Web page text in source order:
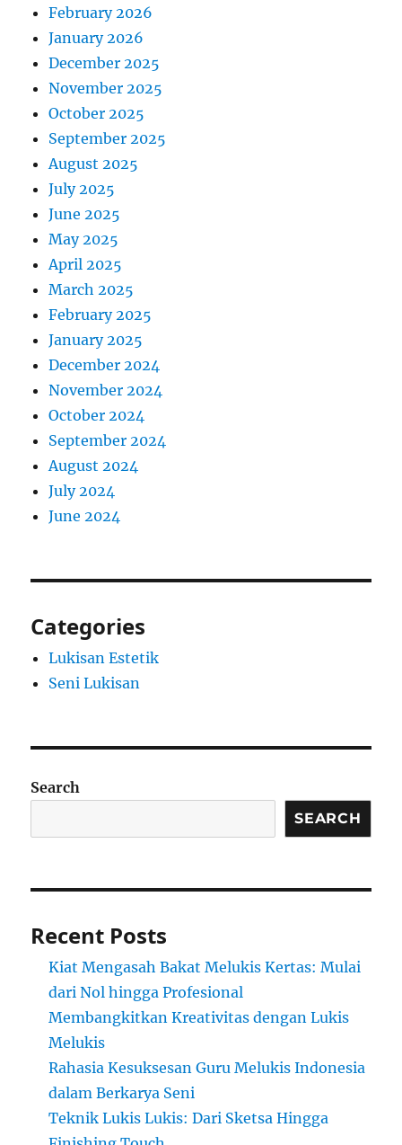
February 2026
January 2026
December 2025
November 2025
October 2025
September 2025
August 2025
July 2025
June 2025
May 2025
April 2025
March 2025
February 2025
January 2025
December 2024
November 2024
October 2024
September 2024
August 2024
July 2024
June 2024
Categories
Lukisan Estetik
Seni Lukisan
Search
SEARCH
Recent Posts
Kiat Mengasah Bakat Melukis Kertas: Mulai
dari Nol hingga Profesional
Membangkitkan Kreativitas dengan Lukis
Melukis
Rahasia Kesuksesan Guru Melukis Indonesia
dalam Berkarya Seni
Teknik Lukis Lukis: Dari Sketsa Hingga